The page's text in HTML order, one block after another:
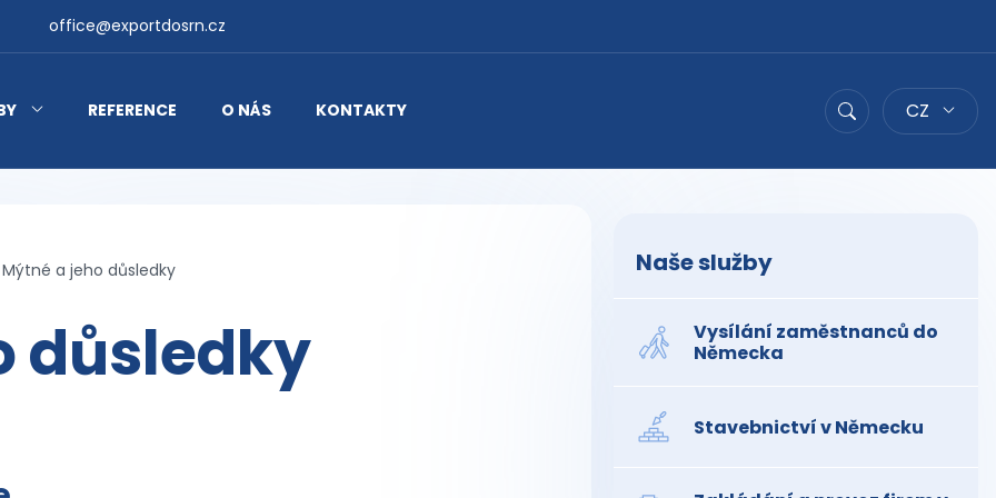
office@exportdosrn.cz
REFERENCE O NÁS KONTAKTY
Hledat
CZ
Mýtné a jeho důsledky
důsledky
Naše služby
Vysílání zaměstnanců do
Německa
Stavebnictví v Německu